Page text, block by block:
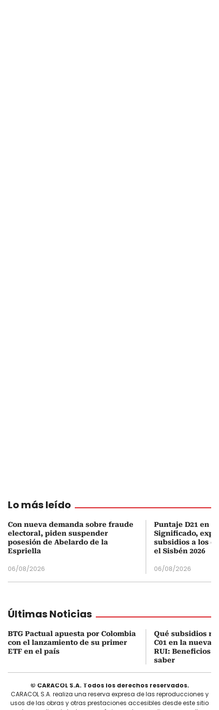
Lo más leído
Con nueva demanda sobre fraude
electoral, piden suspender
posesión de Abelardo de la
Espriella
06/08/2026
Puntaje D21 en
Significado,
subsidios a los
el Sisbén 2026
06/08/2026
Últimas Noticias
BTG Pactual apuesta por Colombia
con el lanzamiento de su primer
ETF en el país
Qué subsidios
C01 en la nueva
RUI: Beneficios
saber
© CARACOL S.A. Todos los derechos reservados.
CARACOL S.A. realiza una reserva expresa de las reproducciones y
usos de las obras y otras prestaciones accesibles desde este sitio